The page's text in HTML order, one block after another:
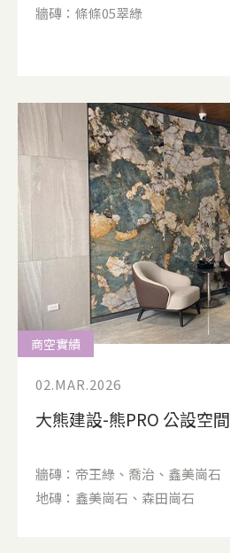
牆磚：條條05翠綠
商空實績
02.MAR.2026
大熊建設-熊PRO 公設空間
牆磚：帝王綠、喬治、鑫美崗石
地磚：鑫美崗石、森田崗石